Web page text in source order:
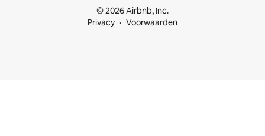
© 2026 Airbnb, Inc.
Privacy
Voorwaarden